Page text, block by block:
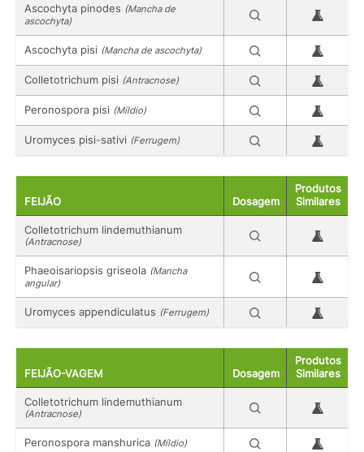
Ascochyta pinodes (Mancha de
ascochyta)
Ascochyta pisi (Mancha de ascochyta)
Colletotrichum pisi (Antracnose)
Peronospora pisi (Míldio)
Uromyces pisi-sativi (Ferrugem)
FEIJÃO Dosagem
Produtos
Similares
Colletotrichum lindemuthianum
(Antracnose)
Phaeoisariopsis griseola (Mancha
angular)
Uromyces appendiculatus (Ferrugem)
FEIJÃO-VAGEM Dosagem
Produtos
Similares
Colletotrichum lindemuthianum
(Antracnose)
Peronospora manshurica (Míldio)